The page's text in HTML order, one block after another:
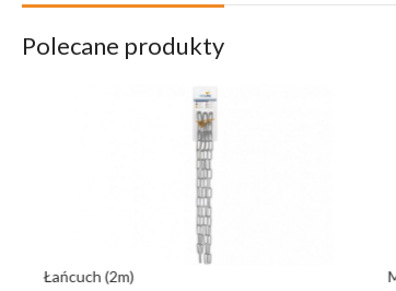
Polecane produkty
Łańcuch (2m)